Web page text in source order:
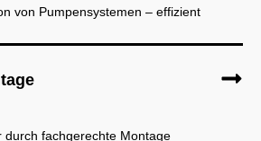
von Pumpensystemen – effizient
durch fachgerechte Montage